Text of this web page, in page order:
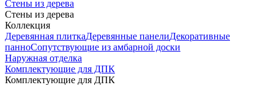
Стены из дерева
Стены из дерева
Коллекция
Деревянная плиткаДеревянные панелиДекоративные
панноСопутствующие из амбарной доски
Наружная отделка
Комплектующие для ДПК
Комплектующие для ДПК